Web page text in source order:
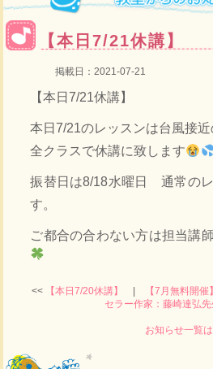
【本日7/21休講】
掲載日：2021-07-21
【本日7/21休講】
本日7/21のレッスンは台風接近
全クラスで休講に致します
振替日は8/18水曜日 通常の
す。
ご都合の合わない方は担当講
<< 【本日7/20休講】
【7月無料開
セラー作家：藤崎達弘
お知らせ一覧